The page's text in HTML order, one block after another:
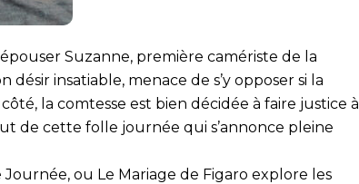
Suzanne, première camériste de la
insatiable, menace de s’y opposer si la
la comtesse est bien décidée à faire justice à
de cette folle journée qui s’annonce pleine
ou Le Mariage de Figaro explore les